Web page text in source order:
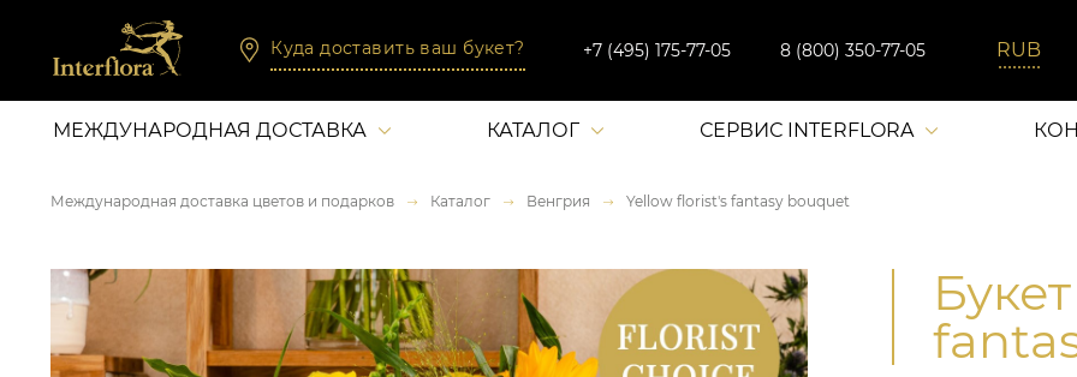
Куда доставить ваш букет? +7 (495) 175-77-05 8 (800) 350-77-05
МЕЖДУНАРОДНАЯ ДОСТАВКА КАТАЛОГ СЕРВИС INTERFLORA
Международная доставка цветов и подарков Каталог Венгрия Yellow florist's fantasy bouquet